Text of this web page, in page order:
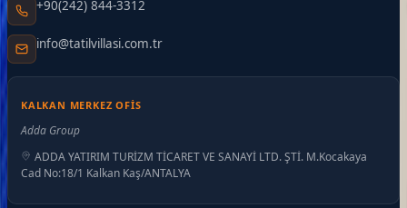
+90(242) 844-3312
info@tatilvillasi.com.tr
KALKAN MERKEZ OFIS
Adda Group
ADDA YATIRIM TURİZM TİCARET VE SANAYİ LTD. ŞTİ. M.Kocakaya
Cad No:18/1 Kalkan Kaş/ANTALYA